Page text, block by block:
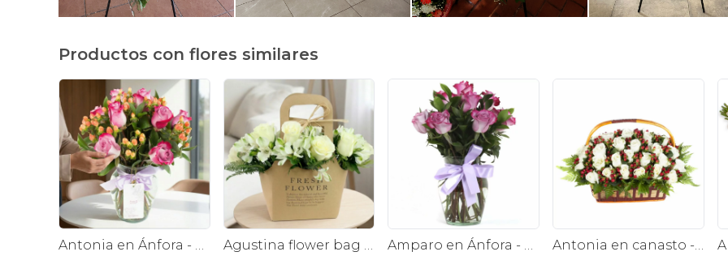
Productos con flores similares
Antonia en Ánfora - florero con 9 rosas lila e hypericum
Agustina flower bag - Arreglo 10 rosas blanco y astromelias
Amparo en Ánfora - Florero 12 rosas ecuatorianas lila
Antonia en canasto - 50 rosas ecuatoriana blanco e hypericum